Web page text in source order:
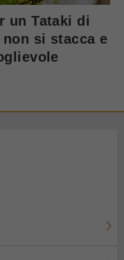
un Tataki di
si stacca e